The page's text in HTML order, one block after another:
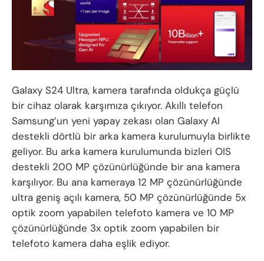
Galaxy S24 Ultra, kamera tarafında oldukça güçlü
bir cihaz olarak karşımıza çıkıyor. Akıllı telefon
Samsung’un yeni yapay zekası olan Galaxy AI
destekli dörtlü bir arka kamera kurulumuyla birlikte
geliyor. Bu arka kamera kurulumunda bizleri OIS
destekli 200 MP çözünürlüğünde bir ana kamera
karşılıyor. Bu ana kameraya 12 MP çözünürlüğünde
ultra geniş açılı kamera, 50 MP çözünürlüğünde 5x
optik zoom yapabilen telefoto kamera ve 10 MP
çözünürlüğünde 3x optik zoom yapabilen bir
telefoto kamera daha eşlik ediyor.